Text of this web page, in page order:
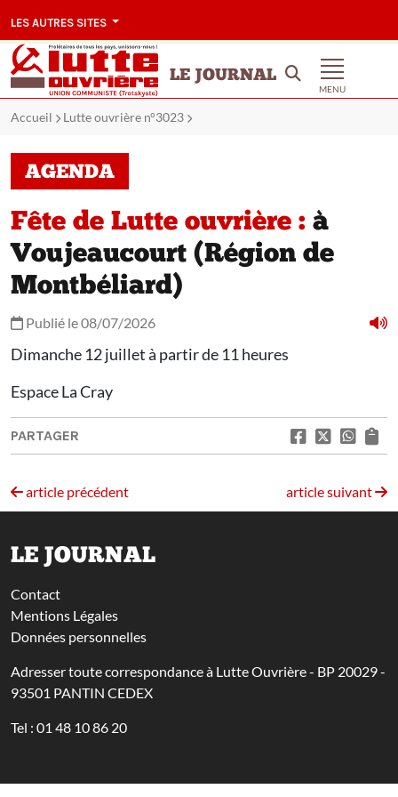
LES AUTRES SITES
LE JOURNAL
MENU
Accueil Lutte ouvrière n°3023
AGENDA
Fête de Lutte ouvrière : à
Voujeaucourt (Région de
Montbéliard)
Publié le 08/07/2026
Dimanche 12 juillet à partir de 11 heures
Espace La Cray
PARTAGER
article précédent article suivant
LE JOURNAL
Contact
Mentions Légales
Données personnelles
Adresser toute correspondance à Lutte Ouvrière - BP 20029 -
93501 PANTIN CEDEX
Tel : 01 48 10 86 20